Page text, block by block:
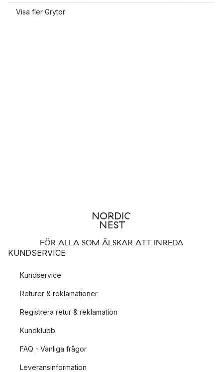
Visa fler Grytor
FÖR ALLA SOM ÄLSKAR ATT INREDA
KUNDSERVICE
Kundservice
Returer & reklamationer
Registrera retur & reklamation
Kundklubb
FAQ - Vanliga frågor
Leveransinformation